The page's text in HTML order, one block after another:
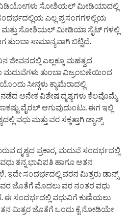
ವಿಡಿಯೋಗಳು ಸೋಶಿಯಲ್ ಮೀಡಿಯಾದಲ್ಲಿ
ಎಲ್ಲ ಪ್ರಸಂಗಗಳಲ್ಲಿಯ
ಮತ್ತು ಸೋಶಿಯಲ್ ಮೀಡಿಯಾ ಸೈಟ್ ಗಳಲ್ಲಿ
ತುಂಬಾ ಸಾಮಾನ್ಯವಾಗಿ ಬಿಟ್ಟಿದೆ.
ಜೀವನದಲ್ಲಿ ಎಲ್ಲಕ್ಕೂ ಮಹತ್ವದ
ಮದುವೆಗಳು ತುಂಬಾ ವಿಜ್ರಂಬಣೆಯಿಂದ
ಸೀನ್ಗಳು ಕ್ಯಾಮೆರಾದಲ್ಲಿ
ಅನೇಕ ವಿಶೇಷ ದೃಶ್ಯಗಳು ಕೆಲವೊಮ್ಮೆ
ವೈರಲ್ ಆಗುವುದುಂಟು. ಈಗ ಇಲ್ಲಿ
ವಧು ಮತ್ತು ವರ ಸಕ್ಕತ್ತಾಗಿ ಡ್ಯಾನ್ಸ್
ದೃಶ್ಯದ ಪ್ರಕಾರ, ಮದುವೆ ಸಂದರ್ಭದಲ್ಲಿ
ತನ್ನ ಭಾವಿಪತಿ ಹಾಗೂ ಆತನ
ಇದೇ ಸಂದರ್ಭದಲ್ಲಿ ವರನ ಮಿತ್ರರು ಡಾನ್ಸ್
ಜೊತೆಗೆ ಮೊದಲು ವರ ನಂತರ ವಧು
ಈ ಸಂದರ್ಭದಲ್ಲಿ ವಧುವಿಗೆ ಕುಣಿಯಲು
ಮಿತ್ರರ ಜೊತೆಗೆ ಒಂದು ಕೈ ನೋಡಿಯೇ